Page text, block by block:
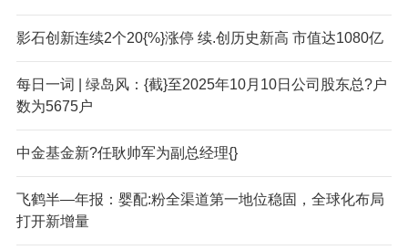
影石创新连续2个20{%}涨停 续.创历史新高 市值达1080亿
每日一词 | 绿岛风：{截}至2025年10月10日公司股东总?户
数为5675户
中金基金新?任耿帅军为副总经理{}
飞鹤半—年报：婴配:粉全渠道第一地位稳固，全球化布局
打开新增量